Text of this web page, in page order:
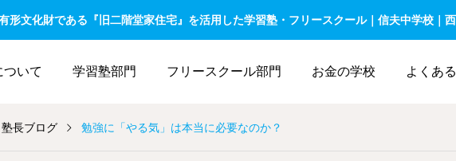
形文化財である『旧二階堂家住宅』を活用した学習塾・フリースクール｜信夫中学校｜
ついて 学習塾部門 フリースクール部門 お金の学校 よくあ
塾長ブログ 勉強に「やる気」は本当に必要なのか？